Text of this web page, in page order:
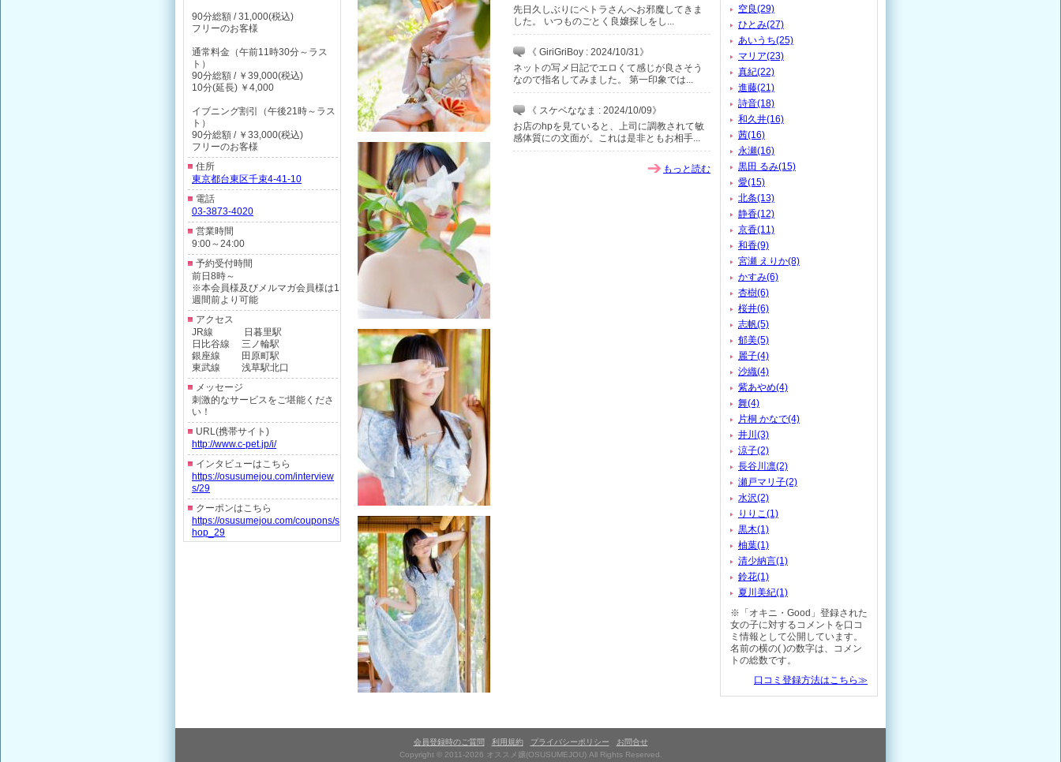
先日久しぶりにペトラさんへお邪魔してきま
した。 いつものごとく良嬢探しをし...
《 GiriGriBoy : 2024/10/31》
ネットの写メ日記でエロくて感じが良さそう
なので指名してみました。 第一印象では...
《 スケベななま : 2024/10/09》
お店のhpを見ていると、上司に調教されて敏
感体質にの文面が。これは是非ともお相手...
もっと読む
空良(29)
ひとみ(27)
あいうち(25)
マリア(23)
真紀(22)
進藤(21)
詩音(18)
和久井(16)
茜(16)
永瀬(16)
黒田 るみ(15)
愛(15)
北条(13)
静香(12)
京香(11)
和香(9)
宮瀬 えりか(8)
かすみ(6)
杏樹(6)
桜井(6)
志帆(5)
郁美(5)
麗子(4)
沙織(4)
紫あやめ(4)
舞(4)
片桐 かなで(4)
井川(3)
涼子(2)
長谷川凛(2)
瀬戸マリ子(2)
水沢(2)
りりこ(1)
黒木(1)
柚葉(1)
清少納言(1)
鈴花(1)
夏川美紀(1)
※「オキニ・Good」登録された
女の子に対するコメントを口コ
ミ情報として公開しています。
名前の横の( )の数字は、コメン
トの総数です。
口コミ登録方法はこちら≫
90分総額 / 31,000(税込)
フリーのお客様
通常料金（午前11時30分～ラス
ト）
90分総額 / ￥39,000(税込)
10分(延長) ￥4,000
イブニング割引（午後21時～ラス
ト）
90分総額 / ￥33,000(税込)
フリーのお客様
住所
東京都台東区千束4-41-10
電話
03-3873-4020
営業時間
9:00～24:00
予約受付時間
前日8時～
※本会員様及びメルマガ会員様は1
週間前より可能
アクセス
JR線 日暮里駅
日比谷線 三ノ輪駅
銀座線 田原町駅
東武線 浅草駅北口
メッセージ
刺激的なサービスをご堪能くださ
い！
URL(携帯サイト)
http://www.c-pet.jp/i/
インタビューはこちら
https://osusumejou.com/interview
s/29
クーポンはこちら
https://osusumejou.com/coupons/s
hop_29
会員登録時のご質問 利用規約 プライバシーポリシー
お問合せ
Copyright © 2011-2026 オススメ嬢(OSUSUMEJOU) All Rights Reserved.